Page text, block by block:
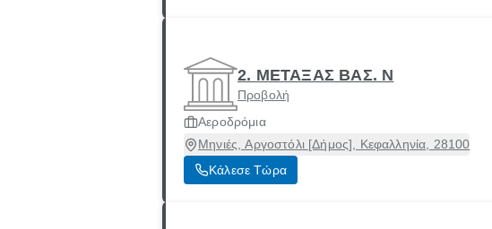
2. ΜΕΤΑΞΑΣ ΒΑΣ. Ν
Προβολή
Αεροδρόμια
Μηνιές, Αργοστόλι [Δήμος], Κεφαλληνία, 28100
Κάλεσε Τώρα